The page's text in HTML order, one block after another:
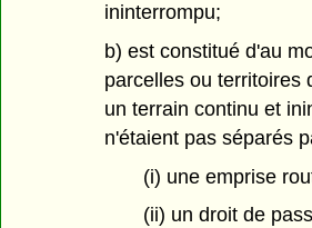
ininterrompu;
b) est constitué d'au
parcelles ou territoires
un terrain continu et
n'étaient pas séparés
(i) une emprise
(ii) un droit de